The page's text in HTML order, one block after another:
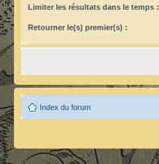
Limiter les résultats dans le temps :
Retourner le(s) premier(s) :
Index du forum